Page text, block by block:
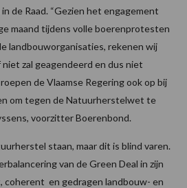
de Raad. “Gezien het engagement
maand tijdens volle boerenprotesten
landbouworganisaties, rekenen wij
zal geagendeerd en dus niet
de Vlaamse Regering ook op bij
om tegen de Natuurherstelwet te
voorzitter Boerenbond.
staan, maar dit is blind varen.
van de Green Deal in zijn
coherent en gedragen landbouw- en